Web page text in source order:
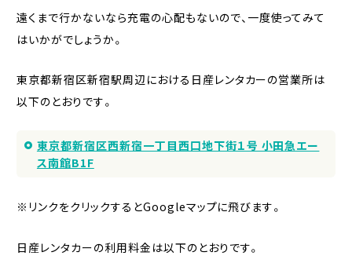
遠くまで行かないなら充電の心配もないので、一度使ってみて
はいかがでしょうか。
東京都新宿区新宿駅周辺における日産レンタカーの営業所は
以下のとおりです。
東京都新宿区西新宿一丁目西口地下街１号 小田急エー
ス南館B1F
※リンクをクリックするとGoogleマップに飛びます。
日産レンタカーの利用料金は以下のとおりです。